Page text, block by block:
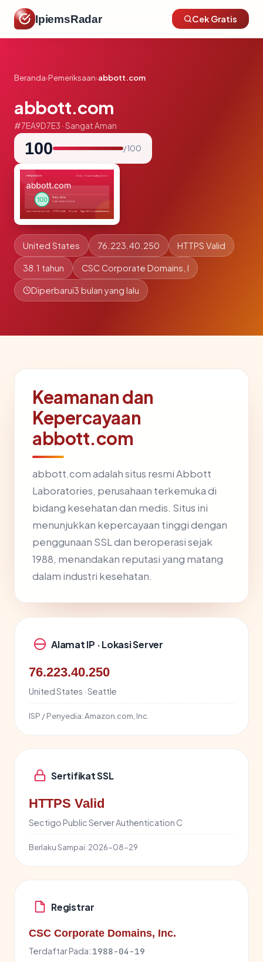
IpiemsRadar Cek Gratis
Beranda›Pemeriksaan›abbott.com
abbott.com
#7EA9D7E3 · Sangat Aman
100 / 100
United States 76.223.40.250 HTTPS Valid
38.1 tahun CSC Corporate Domains, I
Diperbarui3 bulan yang lalu
Keamanan dan
Kepercayaan
abbott.com
abbott.com adalah situs resmi Abbott
Laboratories, perusahaan terkemuka di
bidang kesehatan dan medis. Situs ini
menunjukkan kepercayaan tinggi dengan
penggunaan SSL dan beroperasi sejak
1988, menandakan reputasi yang matang
dalam industri kesehatan.
Alamat IP · Lokasi Server
76.223.40.250
United States · Seattle
ISP / Penyedia:Amazon.com, Inc.
Sertifikat SSL
HTTPS Valid
Sectigo Public Server Authentication C
Berlaku Sampai: 2026-08-29
Registrar
CSC Corporate Domains, Inc.
Terdaftar Pada: 1988-04-19